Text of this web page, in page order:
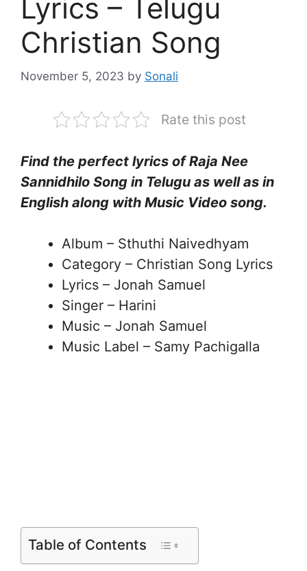
Lyrics – Telugu
Christian Song
November 5, 2023 by Sonali
Rate this post
Find the perfect lyrics of Raja Nee
Sannidhilo Song in Telugu as well as in
English along with Music Video song.
Album – Sthuthi Naivedhyam
Category – Christian Song Lyrics
Lyrics – Jonah Samuel
Singer – Harini
Music – Jonah Samuel
Music Label – Samy Pachigalla
Table of Contents